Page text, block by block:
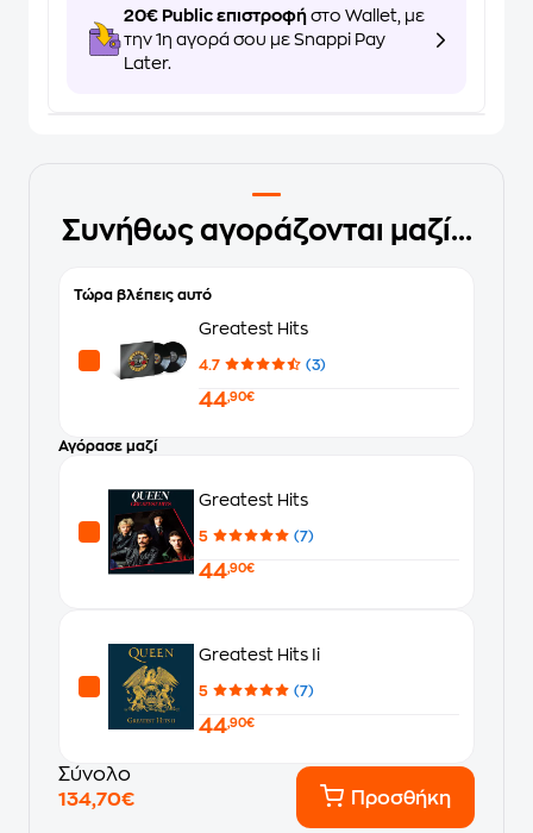
20€ Public επιστροφή στο Wallet, με
την 1η αγορά σου με Snappi Pay
Later.
Συνήθως αγοράζονται μαζί...
Τώρα βλέπεις αυτό
Greatest Hits
4.7 (3)
44,90€
Αγόρασε μαζί
Greatest Hits
5 (7)
44,90€
Greatest Hits Ii
5 (7)
44,90€
Σύνολο
134,70€
Προσθήκη